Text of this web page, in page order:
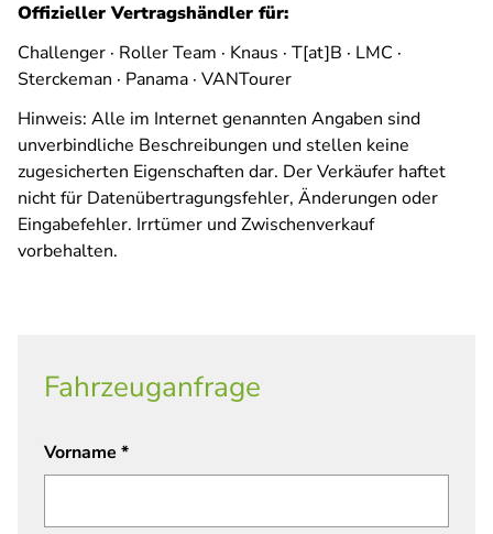
Offizieller Vertragshändler für:
Challenger · Roller Team · Knaus · T[at]B · LMC ·
Sterckeman · Panama · VANTourer
Hinweis: Alle im Internet genannten Angaben sind
unverbindliche Beschreibungen und stellen keine
zugesicherten Eigenschaften dar. Der Verkäufer haftet
nicht für Datenübertragungsfehler, Änderungen oder
Eingabefehler. Irrtümer und Zwischenverkauf
vorbehalten.
Fahrzeuganfrage
Vorname *